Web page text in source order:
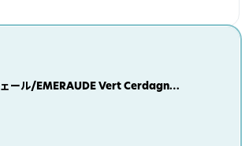
ェール/EMERAUDE Vert Cerdagne